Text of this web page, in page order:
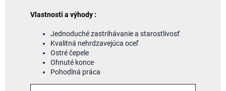
Vlastnosti a výhody :
Jednoduché zastrihávanie a starostlivosť
Kvalitná nehrdzavejúca oceľ
Ostré čepele
Ohnuté konce
Pohodlná práca